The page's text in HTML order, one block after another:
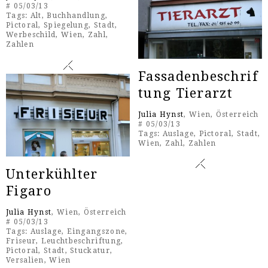
# 05/03/13
Tags: Alt,Buchhandlung,
Pictoral,Spiegelung, Stadt,
Werbeschild, Wien, Zahl ,
Zahlen
Fassadenbeschrif
tung Tierarzt
Julia Hynst, Wien, Österreich
# 05/03/13
Tags: Auslage, Pictoral, Stadt,
Wien, Zahl, Zahlen
Unterkühlter
Figaro
Julia Hynst, Wien, Österreich
# 05/03/13
Tags: Auslage, Eingangszone,
Friseur, Leuchtbeschriftung,
Pictoral,Stadt,Stuckatur,
Versalien,Wien